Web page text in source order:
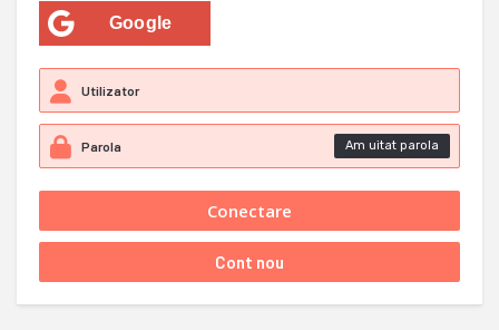
Google
Am uitat parola